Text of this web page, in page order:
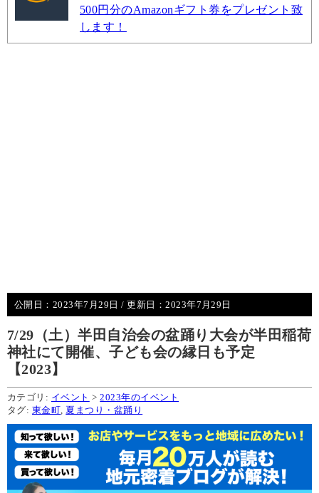
500円分のAmazonギフト券をプレゼント致
します！
公開日： 2023年7月29日 / 更新日：2023年7月29日
7/29（土）半田自治会の盆踊り大会が半田稲荷
神社にて開催、子ども会の縁日も予定
【2023】
カテゴリ: イベント >2023年のイベント
タグ: 東金町 夏まつり・盆踊り